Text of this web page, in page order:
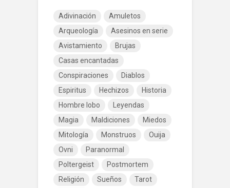
Adivinación
Amuletos
Arqueología
Asesinos en serie
Avistamiento
Brujas
Casas encantadas
Conspiraciones
Diablos
Espiritus
Hechizos
Historia
Hombre lobo
Leyendas
Magia
Maldiciones
Miedos
Mitología
Monstruos
Ouija
Ovni
Paranormal
Poltergeist
Postmortem
Religión
Sueños
Tarot